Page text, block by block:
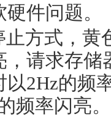
件问题。
方式，黄
请求存
2Hz的频
频率闪亮。